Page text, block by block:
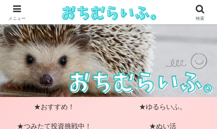
★おすすめ！ ★ゆるらいふ。
★つみたて投資挑戦中！ ★ぬい活
メニュー 検索